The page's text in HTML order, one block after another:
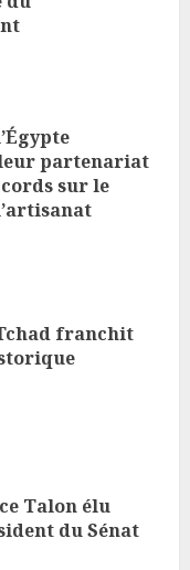
partenariat
sur le
franchit
Talon élu
du Sénat